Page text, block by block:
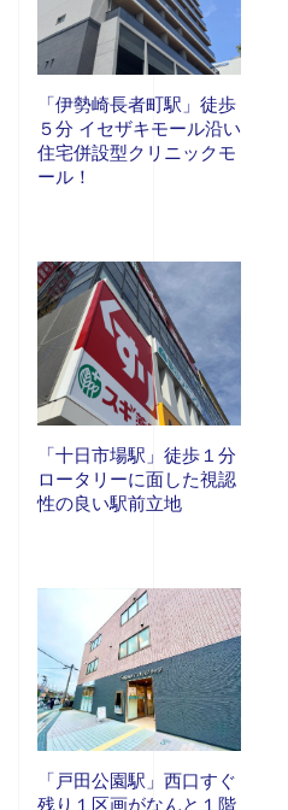
「伊勢崎長者町駅」徒歩
５分 イセザキモール沿い
住宅併設型クリニックモ
ール！
「十日市場駅」徒歩１分
ロータリーに面した視認
性の良い駅前立地
「戸田公園駅」西口すぐ
残り１区画がなんと１階